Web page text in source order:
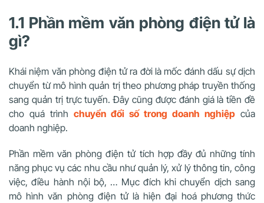
1.1 Phần mềm văn phòng điện tử là
gì?
Khái niệm văn phòng điện tử ra đời là mốc đánh dấu sự dịch
chuyển từ mô hình quản trị theo phương pháp truyền thống
sang quản trị trực tuyến. Đây cũng được đánh giá là tiền đề
cho quá trình chuyển đổi số trong doanh nghiệp của
doanh nghiệp.
Phần mềm văn phòng điện tử tích hợp đầy đủ những tính
năng phục vụ các nhu cầu như quản lý, xử lý thông tin, công
việc, điều hành nội bộ, … Mục đích khi chuyển dịch sang
mô hình văn phòng điện tử là hiện đại hoá phương thức